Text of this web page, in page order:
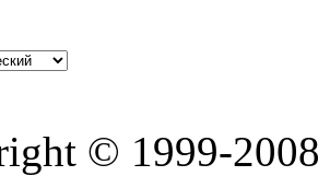
© 1999-2008